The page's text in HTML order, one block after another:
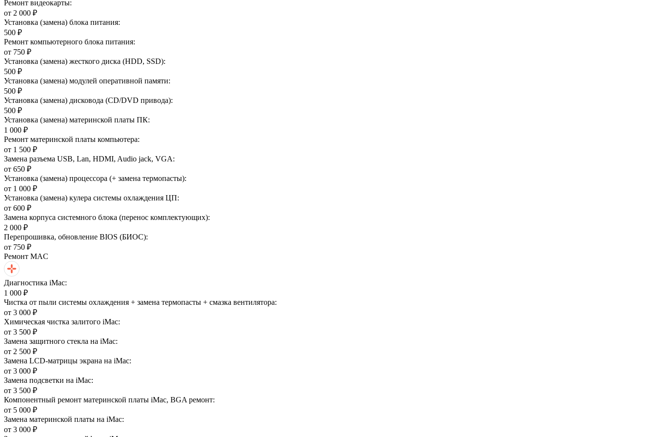
Ремонт видеокарты:
от 2 000 ₽
Установка (замена) блока питания:
500 ₽
Ремонт компьютерного блока питания:
от 750 ₽
Установка (замена) жесткого диска (HDD, SSD):
500 ₽
Установка (замена) модулей оперативной памяти:
500 ₽
Установка (замена) дисковода (CD/DVD привода):
500 ₽
Установка (замена) материнской платы ПК:
1 000 ₽
Ремонт материнской платы компьютера:
от 1 500 ₽
Замена разъема USB, Lan, HDMI, Audio jack, VGA:
от 650 ₽
Установка (замена) процессора (+ замена термопасты):
от 1 000 ₽
Установка (замена) кулера системы охлаждения ЦП:
от 600 ₽
Замена корпуса системного блока (перенос комплектующих):
2 000 ₽
Перепрошивка, обновление BIOS (БИОС):
от 750 ₽
Ремонт MAC
Диагностика iMac:
1 000 ₽
Чистка от пыли системы охлаждения + замена термопасты + смазка вентилятора:
от 3 000 ₽
Химическая чистка залитого iMac:
от 3 500 ₽
Замена защитного стекла на iMac:
от 2 500 ₽
Замена LCD-матрицы экрана на iMac:
от 3 000 ₽
Замена подсветки на iMac:
от 3 500 ₽
Компонентный ремонт материнской платы iMac, BGA ремонт:
от 5 000 ₽
Замена материнской платы на iMac:
от 3 000 ₽